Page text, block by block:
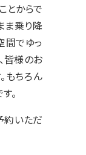
とからで
ま乗り降
間でゆっ
皆様のお
もちろん
。
約いただ